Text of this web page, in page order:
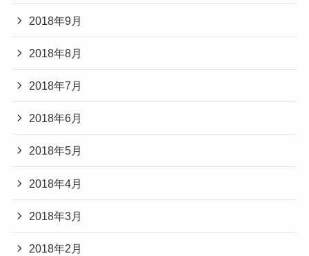
2018年9月
2018年8月
2018年7月
2018年6月
2018年5月
2018年4月
2018年3月
2018年2月